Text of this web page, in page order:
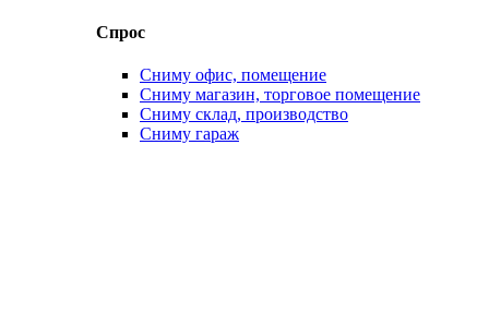
Спрос
Сниму офис, помещение
Сниму магазин, торговое помещение
Сниму склад, производство
Сниму гараж